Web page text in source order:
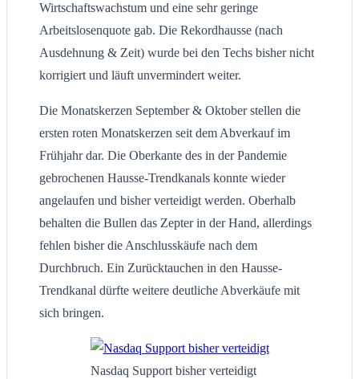
Wirtschaftswachstum und eine sehr geringe
Arbeitslosenquote gab. Die Rekordhausse (nach
Ausdehnung & Zeit) wurde bei den Techs bisher nicht
korrigiert und läuft unvermindert weiter.
Die Monatskerzen September & Oktober stellen die
ersten roten Monatskerzen seit dem Abverkauf im
Frühjahr dar. Die Oberkante des in der Pandemie
gebrochenen Hausse-Trendkanals konnte wieder
angelaufen und bisher verteidigt werden. Oberhalb
behalten die Bullen das Zepter in der Hand, allerdings
fehlen bisher die Anschlusskäufe nach dem
Durchbruch. Ein Zurücktauchen in den Hausse-
Trendkanal dürfte weitere deutliche Abverkäufe mit
sich bringen.
Nasdaq Support bisher verteidigt